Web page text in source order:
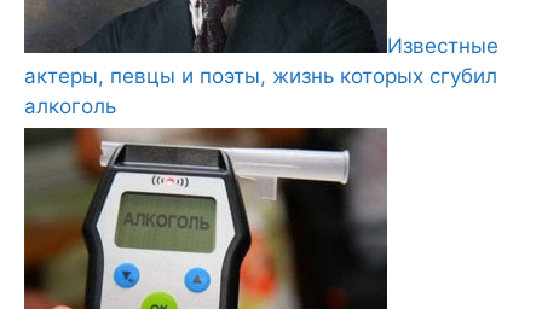
Известные
актеры, певцы и поэты, жизнь которых сгубил
алкоголь